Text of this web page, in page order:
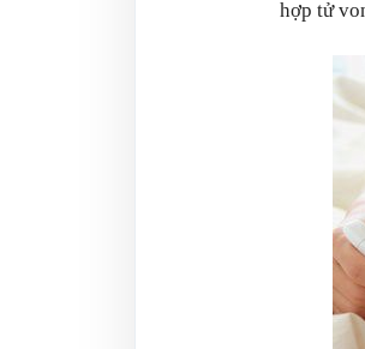
hợp tử